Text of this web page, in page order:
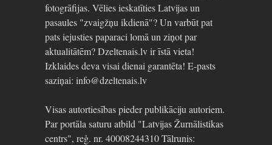
fotogrāfijas. Vēlies ieskatīties Latvijas un
pasaules "zvaigžņu ikdienā"? Un varbūt pat
pats iejusties paparaci lomā un ziņot par
aktualitātēm? Dzeltenais.lv ir īstā vieta!
Izklaides deva visai dienai garantēta! E-pasts
saziņai: info@dzeltenais.lv
Visas autortiesības pieder publikāciju autoriem.
Par portāla saturu atbild "Latvijas Žurnālistikas
centrs", reģ. nr. 40008244310 Tālrunis: